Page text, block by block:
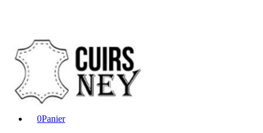
0Panier